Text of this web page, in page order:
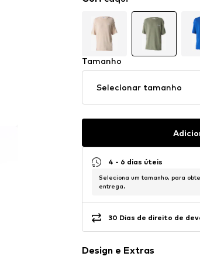
Tamanho
Selecionar tamanho
4 - 6 dias úteis
Seleciona um tamanho, para
entrega.
30 Dias de direito de
Design e Extras